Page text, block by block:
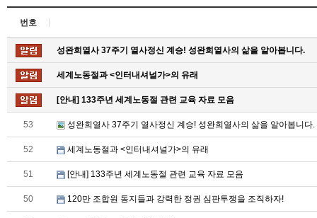
번호
성완희열사 37주기 열사정신 계승! 성완희열사의 삶을 알아봅니다.
세계노동절과 <인터내셔널가>의 유래
[안내] 133주년 세계노동절 관련 교육 자료 모음
53 성완희열사 37주기 열사정신 계승! 성완희열사의 삶을 알아봅니다.
52 세계노동절과 <인터내셔널가>의 유래
51 [안내] 133주년 세계노동절 관련 교육 자료 모음
50 120만 조합원 동지들과 강력한 정권 심판투쟁을 조직하자!